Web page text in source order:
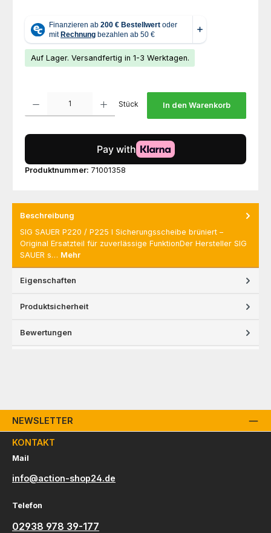
Auf Lager. Versandfertig in 1-3 Werktagen.
Stück In den Warenkorb
Produktnummer: 71001358
Beschreibung
SIG SAUER P220 / P225 I Sicherungsscheibe brüniert –
Original Ersatzteil für zuverlässige FunktionDer Hersteller SIG
SAUER s… Mehr
Eigenschaften
Produktsicherheit
Bewertungen
NEWSLETTER
KONTAKT
Mail
info@action-shop24.de
Telefon
02938 978 39-177